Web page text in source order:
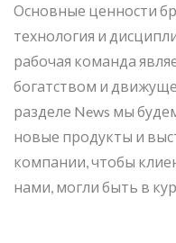
Основные ценности
технология и
рабочая команда
богатством и
разделе News мы
новые продукты и
компании, чтобы
нами, могли быть в